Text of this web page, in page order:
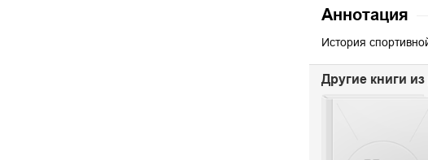
Аннотация
История
Другие книги